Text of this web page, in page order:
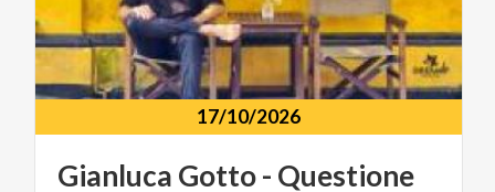
17/10/2026
Gianluca Gotto- Questione